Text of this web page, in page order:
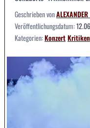
Geschrieben von
Veröffentlichungsdatum:
Kategorien:KonzertKritiken